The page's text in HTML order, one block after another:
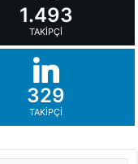
1.493
TAKIPÇI
329
TAKIPÇI